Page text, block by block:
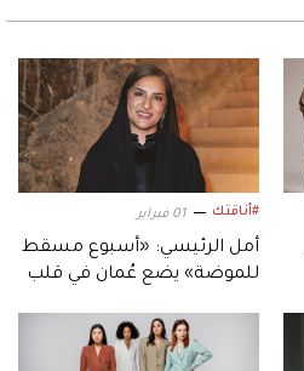
#أناقتك 01 فبراير
أمل الرئيسي: «أسبوع مسقط
للموضة» يضع عُمان في قلب